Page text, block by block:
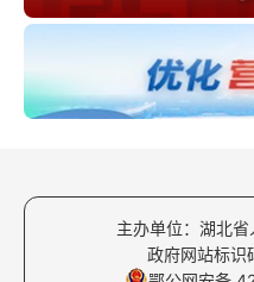
主办单位：湖北
政府网站标